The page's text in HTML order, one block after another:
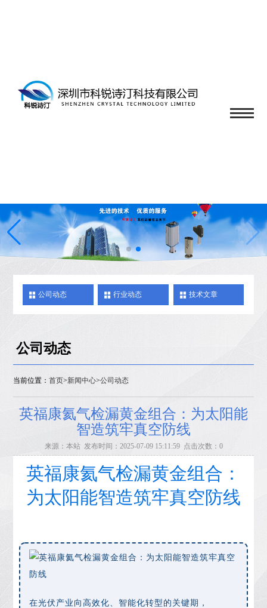
公司动态 行业动态 技术文章
公司动态
当前位置：首页>新闻中心>公司动态
英福康氦气检漏黄金组合：为太阳能
智造筑牢真空防线
来源：本站 发布时间：2025-07-09 15:11:59 点击次数：0
英福康氦气检漏黄金组合：
为太阳能智造筑牢真空防线
在光伏产业向高效化、智能化转型的关键期，